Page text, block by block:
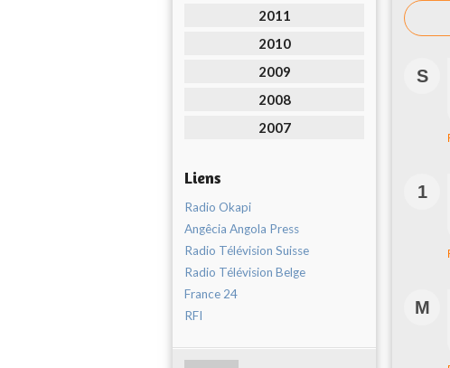
2011
2010
2009
2008
2007
Liens
Radio Okapi
Angêcia Angola Press
Radio Télévision Suisse
Radio Télévision Belge
France 24
RFI
S
1
M